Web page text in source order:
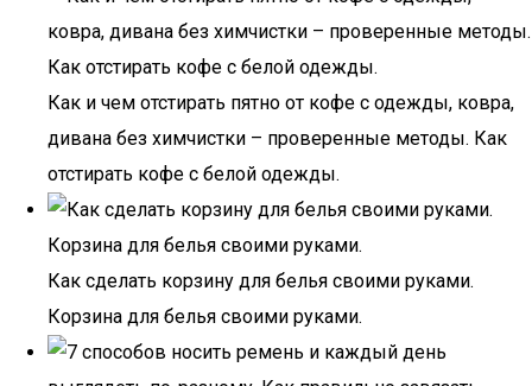
Как и чем отстирать пятно от кофе с одежды, ковра,
дивана без химчистки – проверенные методы. Как
отстирать кофе с белой одежды.
Как сделать корзину для белья своими руками.
Корзина для белья своими руками.